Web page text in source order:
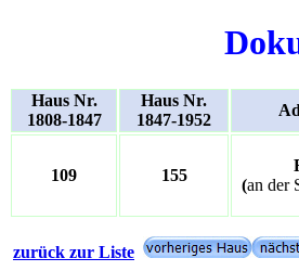
Haus Nr.
1808-1847
Haus Nr.
1847-1952
109 155
(an der
zurück zur Liste